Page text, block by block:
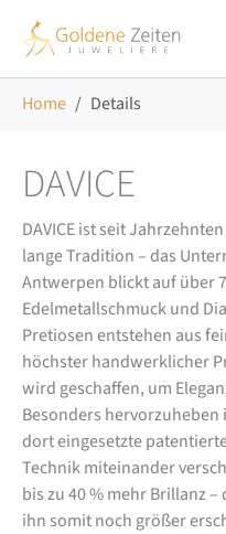
Home Details
DAVICE
DAVICE ist seit
lange Tradition – das
Antwerpen blickt auf über
Edelmetallschmuck und
Pretiosen entstehen aus
höchster handwerklicher
wird geschaffen, um
Besonders hervorzuheben
dort eingesetzte
Technik miteinander
bis zu 40 % mehr Brillanz
ihn somit noch größer